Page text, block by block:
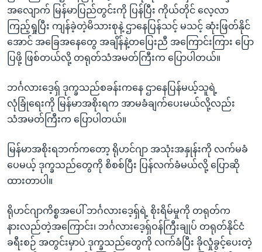
အလျောက် မြန်မာပြည်တွင်းကို ပြန်ပြီး ကိုယ်တိုင် လေ့လာ
ကြည့်ရှုပြီး ကျန်ခဲ့တဲ့မိသားစုနဲ့ ဌာနေပြန်သင့် မသင့် ဆုံးဖြတ်နိုင်
အောင် အခြေအနေတွေ အချိန်နဲ့တပြေးညီ အကြောင်းကြား ပြော
ပြဖို့ ဖြစ်တယ်လို့ တရုတ်သံအမတ်ကြီးက ပြောပါတယ်။
ဘင်္ဂလားဒေ့ရှ် ဒုက္ခသည်စခန်းကနေ ဌာနေပြန်မယ့်သူရဲ့
လုံခြုံရေးကို မြန်မာအစိုးရက အာမခံချက်ပေးမယ်လို့လည်း
သံအမတ်ကြီးက ပြောပါတယ်။
မြန်မာအစိုးရဘက်ကတော့ ရိုဟင်ဂျာ အသုံးအနှုန်းကို လက်မခံ
ပေမယ့် ဒုက္ခသည်တွေကို စိစစ်ပြီး ပြန်လက်ခံမယ်လို့ ပြောဆို
ထားတာပါ။
ရိုဟင်ဂျာကိစ္စအပေါ် ဘင်္ဂလားဒေ့ရှ်ရဲ့ စိုးရိမ်မှုကို တရုတ်က
နားလည်တဲ့အကြောင်း၊ ဘင်္ဂလားဒေ့ရှ်ဝန်ကြီးချုပ် တရုတ်နိုင်ငံ
ခရီးစဉ် အတွင်းမှာပဲ ဒုက္ခသည်တွေကို လက်ခံပြီး ခိုလှုံခွင့်ပေးတဲ့